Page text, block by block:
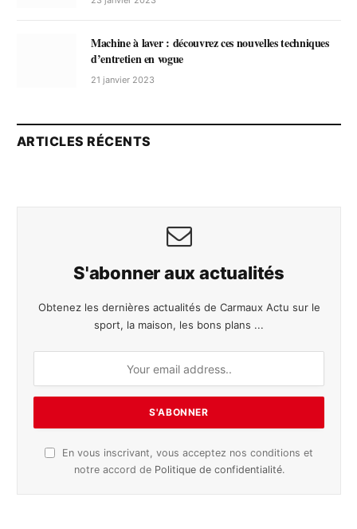
Machine à laver : découvrez ces nouvelles techniques
d’entretien en vogue
21 janvier 2023
ARTICLES RÉCENTS
S'abonner aux actualités
Obtenez les dernières actualités de Carmaux Actu sur le
sport, la maison, les bons plans ...
En vous inscrivant, vous acceptez nos conditions et
notre accord de Politique de confidentialité.